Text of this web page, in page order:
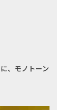
、モノトーン